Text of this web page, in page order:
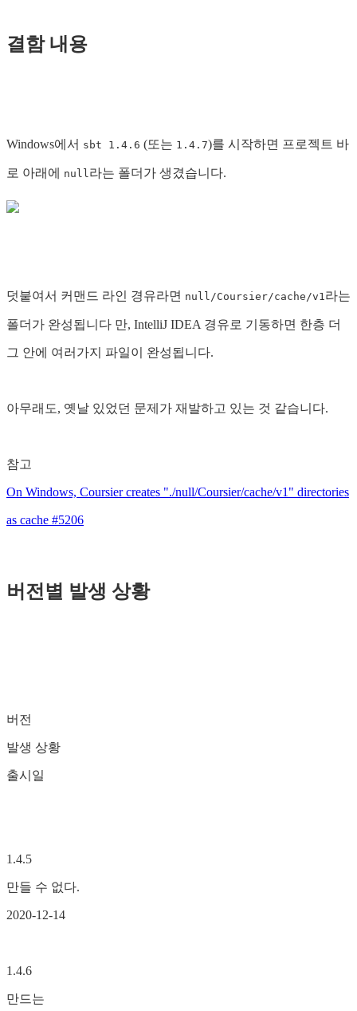
결함 내용
Windows에서 sbt 1.4.6 (또는 1.4.7)를 시작하면 프로젝트 바
로 아래에 null 라는 폴더가 생겼습니다.
덧붙여서 커맨드 라인 경유라면 null/Coursier/cache/v1 라는
폴더가 완성됩니다 만, IntelliJ IDEA 경유로 기동하면 한층 더
그 안에 여러가지 파일이 완성됩니다.
아무래도, 옛날 있었던 문제가 재발하고 있는 것 같습니다.
참고
On Windows, Coursier creates "./null/Coursier/cache/v1" directories
as cache #5206
버전별 발생 상황
버전
발생 상황
출시일
1.4.5
만들 수 없다.
2020-12-14
1.4.6
만드는